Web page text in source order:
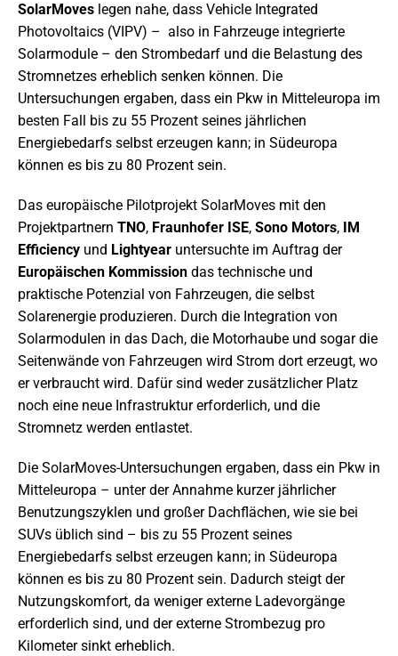
SolarMoves legen nahe, dass Vehicle Integrated
Photovoltaics (VIPV) – also in Fahrzeuge integrierte
Solarmodule – den Strombedarf und die Belastung des
Stromnetzes erheblich senken können. Die
Untersuchungen ergaben, dass ein Pkw in Mitteleuropa im
besten Fall bis zu 55 Prozent seines jährlichen
Energiebedarfs selbst erzeugen kann; in Südeuropa
können es bis zu 80 Prozent sein.
Das europäische Pilotprojekt SolarMoves mit den
Projektpartnern TNO, Fraunhofer ISE, Sono Motors,
IM
Efficiency und Lightyear untersuchte im Auftrag der
Europäischen Kommission das technische und
praktische Potenzial von Fahrzeugen, die selbst
Solarenergie produzieren. Durch die Integration von
Solarmodulen in das Dach, die Motorhaube und sogar die
Seitenwände von Fahrzeugen wird Strom dort erzeugt, wo
er verbraucht wird. Dafür sind weder zusätzlicher Platz
noch eine neue Infrastruktur erforderlich, und die
Stromnetz werden entlastet.
Die SolarMoves-Untersuchungen ergaben, dass ein Pkw in
Mitteleuropa – unter der Annahme kurzer jährlicher
Benutzungszyklen und großer Dachflächen, wie sie bei
SUVs üblich sind – bis zu 55 Prozent seines
Energiebedarfs selbst erzeugen kann; in Südeuropa
können es bis zu 80 Prozent sein. Dadurch steigt der
Nutzungskomfort, da weniger externe Ladevorgänge
erforderlich sind, und der externe Strombezug pro
Kilometer sinkt erheblich.